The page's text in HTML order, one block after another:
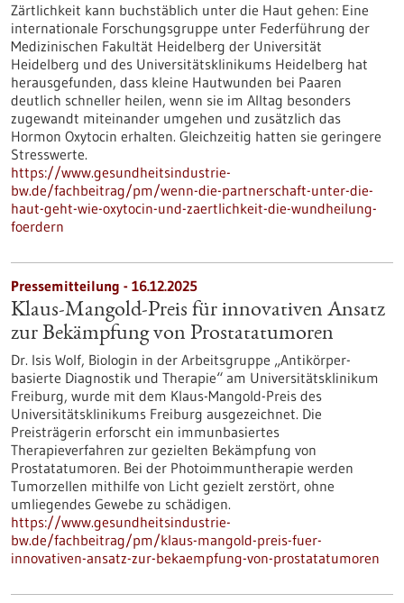
Zärtlichkeit kann buchstäblich unter die Haut gehen: Eine
internationale Forschungsgruppe unter Federführung der
Medizinischen Fakultät Heidelberg der Universität
Heidelberg und des Universitätsklinikums Heidelberg hat
herausgefunden, dass kleine Hautwunden bei Paaren
deutlich schneller heilen, wenn sie im Alltag besonders
zugewandt miteinander umgehen und zusätzlich das
Hormon Oxytocin erhalten. Gleichzeitig hatten sie geringere
Stresswerte.
https://www.gesundheitsindustrie-
bw.de/fachbeitrag/pm/wenn-die-partnerschaft-unter-die-
haut-geht-wie-oxytocin-und-zaertlichkeit-die-wundheilung-
foerdern
Pressemitteilung - 16.12.2025
Klaus-Mangold-Preis für innovativen Ansatz
zur Bekämpfung von Prostatatumoren
Dr. Isis Wolf, Biologin in der Arbeitsgruppe „Antikörper-
basierte Diagnostik und Therapie“ am Universitätsklinikum
Freiburg, wurde mit dem Klaus-Mangold-Preis des
Universitätsklinikums Freiburg ausgezeichnet. Die
Preisträgerin erforscht ein immunbasiertes
Therapieverfahren zur gezielten Bekämpfung von
Prostatatumoren. Bei der Photoimmuntherapie werden
Tumorzellen mithilfe von Licht gezielt zerstört, ohne
umliegendes Gewebe zu schädigen.
https://www.gesundheitsindustrie-
bw.de/fachbeitrag/pm/klaus-mangold-preis-fuer-
innovativen-ansatz-zur-bekaempfung-von-prostatatumoren